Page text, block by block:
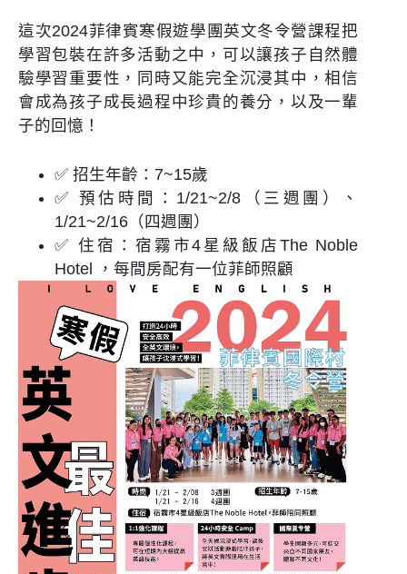
這次2024菲律賓寒假遊學團英文冬令營課程把
學習包裝在許多活動之中，可以讓孩子自然體
驗學習重要性，同時又能完全沉浸其中，相信
會成為孩子成長過程中珍貴的養分，以及一輩
子的回憶！
✅ 招生年齡： 7~15歲
✅ 預估時間：1/21~2/8（三週團）、
1/21~2/16（四週團）
✅ 住宿：宿霧市4 星級飯店The Noble
Hotel
，每間房配有一位菲師照顧